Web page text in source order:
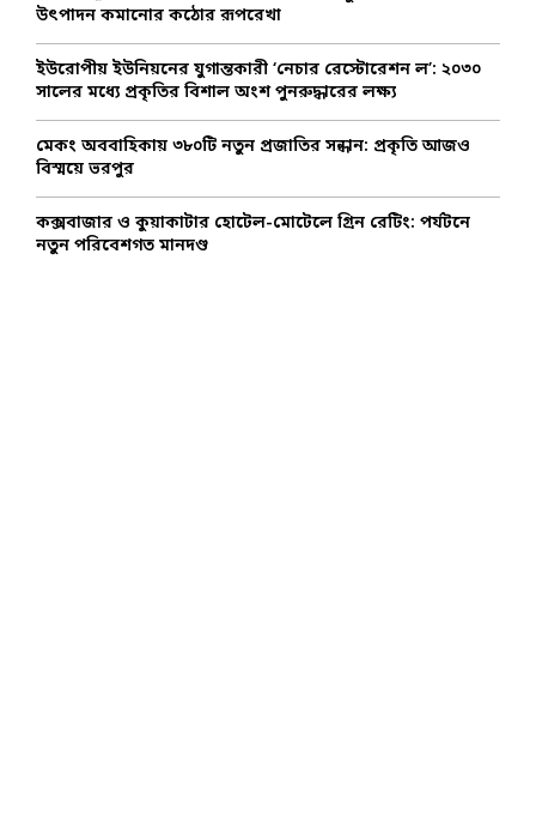
উৎপাদন কমানোর কঠোর রূপরেখা
ইউরোপীয় ইউনিয়নের যুগান্তকারী ‘নেচার রেস্টোরেশন ল’: ২০৩০
সালের মধ্যে প্রকৃতির বিশাল অংশ পুনরুদ্ধারের লক্ষ্য
মেকং অববাহিকায় ৩৮০টি নতুন প্রজাতির সন্ধান: প্রকৃতি আজও
বিস্ময়ে ভরপুর
কক্সবাজার ও কুয়াকাটার হোটেল-মোটেলে গ্রিন রেটিং: পর্যটনে
নতুন পরিবেশগত মানদণ্ড